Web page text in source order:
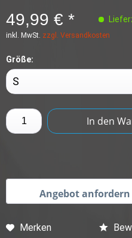
49,99 € *
inkl. MwSt. zzgl. Versandkosten
Größe:
In den
Angebot anfordern
Merken